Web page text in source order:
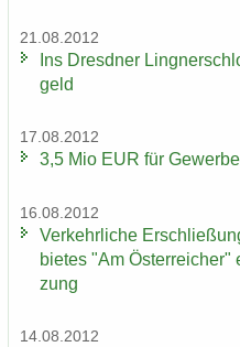
21.08.2012
Ins Dresd­ner
geld
17.08.2012
3,5 Mio EUR für
16.08.2012
Ver­kehr­li­che
bie­tes "Am
zung
14.08.2012